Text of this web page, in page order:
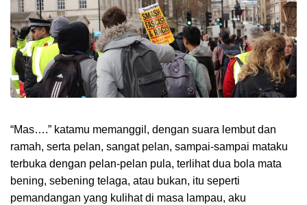
“Mas….” katamu memanggil, dengan suara lembut dan
ramah, serta pelan, sangat pelan, sampai-sampai mataku
terbuka dengan pelan-pelan pula, terlihat dua bola mata
bening, sebening telaga, atau bukan, itu seperti
pemandangan yang kulihat di masa lampau, aku